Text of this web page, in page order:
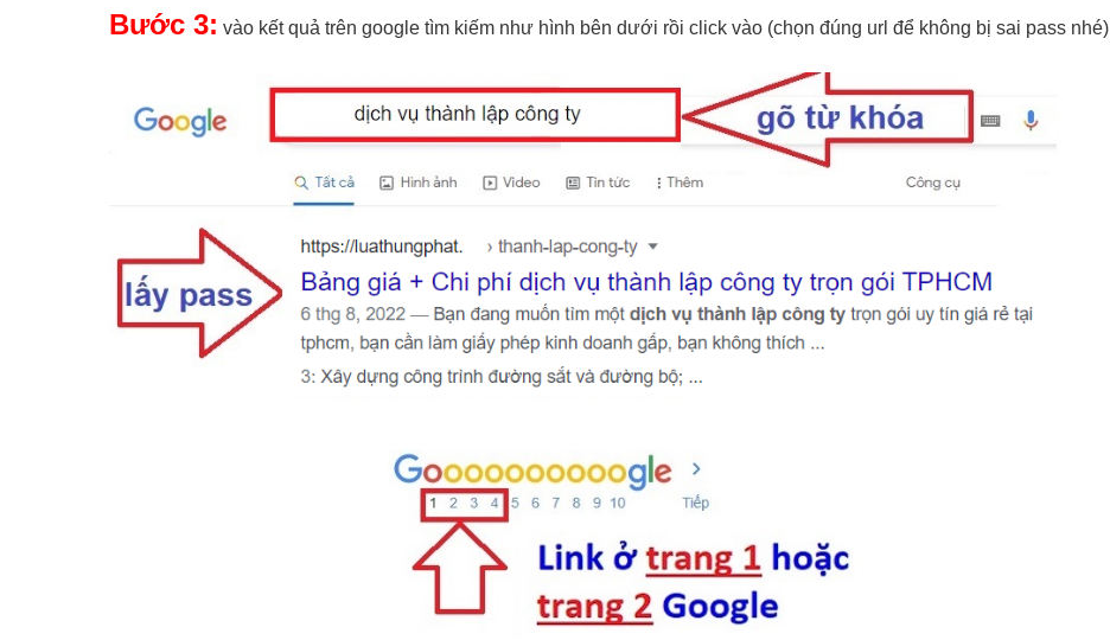
Bước 3: vào kết quả trên google tìm kiếm như hình bên dưới rồi click vào (chọn đúng url để không bị sai pass nhé)